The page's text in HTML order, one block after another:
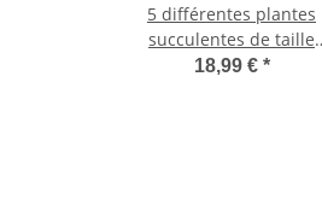
5 différentes plantes
succulentes de taille
moyenne dans un set
18,99 € *